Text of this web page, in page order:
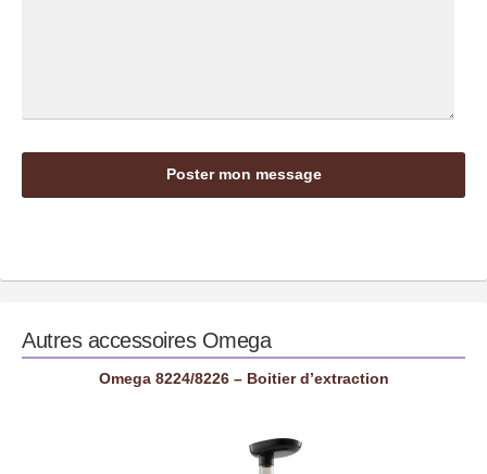
Autres accessoires Omega
Omega 8224/8226 – Boitier d’extraction